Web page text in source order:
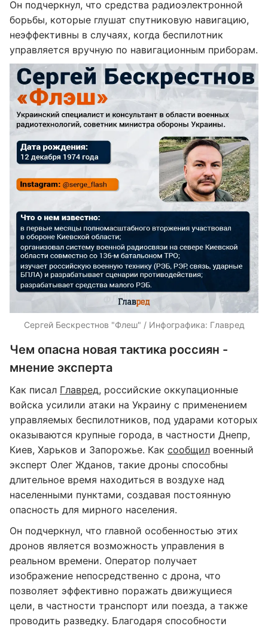
Он подчеркнул, что средства радиоэлектронной
борьбы, которые глушат спутниковую навигацию,
неэффективны в случаях, когда беспилотник
управляется вручную по навигационным приборам.
Сергей Бескрестнов "Флеш" / Инфографика: Главред
Чем опасна новая тактика россиян -
мнение эксперта
Как писал Главред, российские оккупационные
войска усилили атаки на Украину с применением
управляемых беспилотников, под ударами которых
оказываются крупные города, в частности Днепр,
Киев, Харьков и Запорожье. Как сообщил военный
эксперт Олег Жданов, такие дроны способны
длительное время находиться в воздухе над
населенными пунктами, создавая постоянную
опасность для мирного населения.
Он подчеркнул, что главной особенностью этих
дронов является возможность управления в
реальном времени. Оператор получает
изображение непосредственно с дрона, что
позволяет эффективно поражать движущиеся
цели, в частности транспорт или поезда, а также
проводить разведку. Благодаря способности